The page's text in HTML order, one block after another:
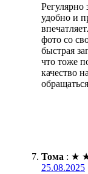
Регулярно
удобно и
фото со
быстрая
что тоже
качество
Тома : ★
25.08.2025